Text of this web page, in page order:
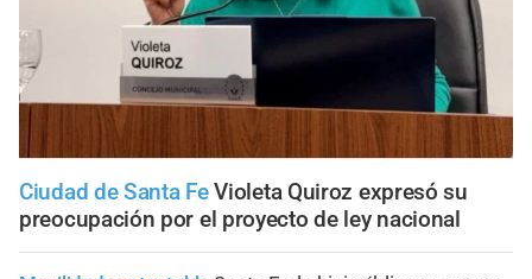
Ciudad de Santa Fe Violeta Quiroz expresó su
preocupación por el proyecto de ley nacional